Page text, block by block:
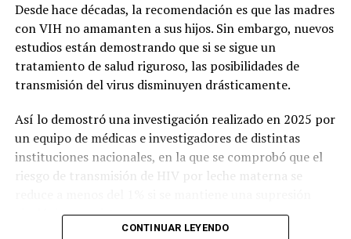
Desde hace décadas, la recomendación es que las madres
con VIH no amamanten a sus hijos. Sin embargo, nuevos
estudios están demostrando que si se sigue un
tratamiento de salud riguroso, las posibilidades de
transmisión del virus disminuyen drásticamente.
Así lo demostró una investigación realizado en 2025 por
un equipo de médicas e investigadores de distintas
instituciones nacionales, en la que se comprobó que el
riesgo de transmisión de HIV por leche materna se
virológica consistente.
CONTINUAR LEYENDO